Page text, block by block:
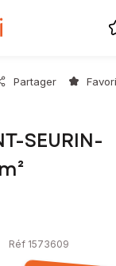
Partager
SEURIN-
Réf 1573609